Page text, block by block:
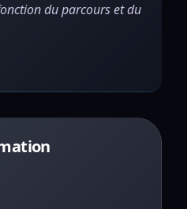
du parcours et du